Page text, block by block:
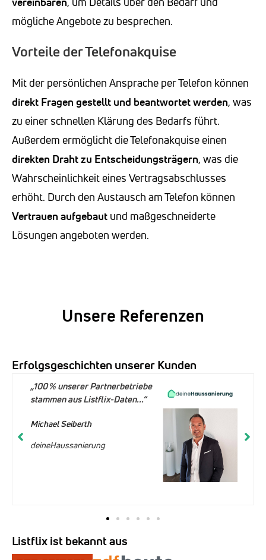
mögliche Angebote zu besprechen.
Vorteile der Telefonakquise
Mit der persönlichen Ansprache per Telefon können
direkt Fragen gestellt und beantwortet werden, was
zu einer schnellen Klärung des Bedarfs führt.
Außerdem ermöglicht die Telefonakquise einen
direkten Draht zu Entscheidungsträgern, was die
Wahrscheinlichkeit eines Vertragsabschlusses
erhöht. Durch den Austausch am Telefon können
Vertrauen aufgebaut und maßgeschneiderte
Lösungen angeboten werden.
Unsere Referenzen
Erfolgsgeschichten unserer Kunden
„100 % unserer Partnerbetriebe
stammen aus Listflix-Daten...“
Michael Seiberth
deineHaussanierung
Listflix ist bekannt aus